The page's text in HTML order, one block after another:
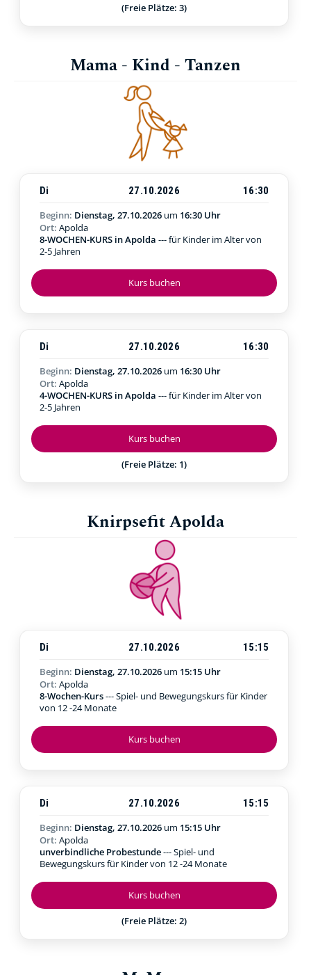
(Freie Plätze: 3)
Mama - Kind - Tanzen
Kurs buchen
Di 27.10.2026
16:30
Beginn: Dienstag, 27.10.2026 um 16:30 Uhr
Ort: Apolda
8-WOCHEN-KURS in Apolda --- für Kinder im Alter von
2-5 Jahren
Kurs buchen
(Freie Plätze: 1)
Di 27.10.2026
16:30
Beginn: Dienstag, 27.10.2026 um 16:30 Uhr
Ort: Apolda
4-WOCHEN-KURS in Apolda --- für Kinder im Alter von
2-5 Jahren
Knirpsefit Apolda
Kurs buchen
Di 27.10.2026
15:15
Beginn: Dienstag, 27.10.2026 um 15:15 Uhr
Ort: Apolda
8-Wochen-Kurs--- Spiel- und Bewegungskurs für Kinder
von 12 -24 Monate
Kurs buchen
(Freie Plätze: 2)
Di 27.10.2026
15:15
Beginn: Dienstag, 27.10.2026 um 15:15 Uhr
Ort: Apolda
unverbindliche Probestunde--- Spiel- und
Bewegungskurs für Kinder von 12 -24 Monate